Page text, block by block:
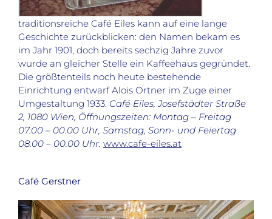
traditionsreiche Café Eiles kann auf eine lange
Geschichte zurückblicken: den Namen bekam es
im Jahr 1901, doch bereits sechzig Jahre zuvor
wurde an gleicher Stelle ein Kaffeehaus gegründet.
Die größtenteils noch heute bestehende
Einrichtung entwarf Alois Ortner im Zuge einer
Umgestaltung 1933. Café Eiles, Josefstädter Straße
2, 1080 Wien, Öffnungszeiten: Montag – Freitag
07.00 – 00.00 Uhr, Samstag, Sonn- und Feiertag
08.00 – 00.00 Uhr. www.cafe-eiles.at
Café Gerstner